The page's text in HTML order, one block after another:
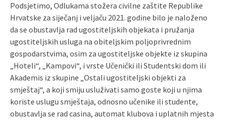
Podsjetimo, Odlukama stožera civilne zaštite Republike
Hrvatske za siječanj i veljaču 2021. godine bilo je naloženo
da se obustavlja rad ugostiteljskih objekata i pružanja
ugostiteljskih usluga na obiteljskim poljoprivrednim
gospodarstvima, osim za ugostiteljske objekte iz skupina
„Hoteli“, „Kampovi“, i vrste Učenički ili Studentski dom ili
Akademis iz skupine „Ostali ugostiteljski objekti za
smještaj“, a koji smiju usluživati samo goste koji u njima
koriste uslugu smještaja, odnosno učenike ili studente,
obustavlja se rad casina, automat klubova i uplatnih mjesta